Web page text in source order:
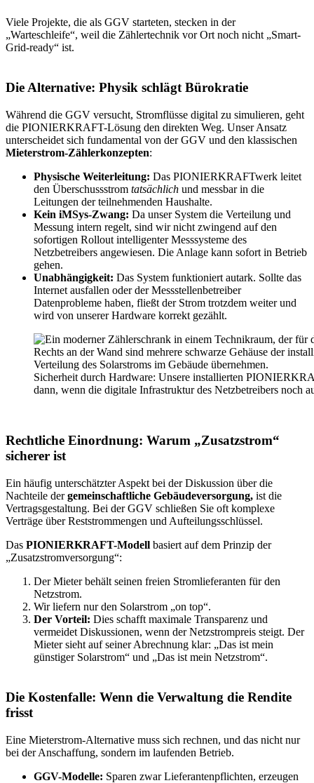
Viele Projekte, die als GGV starteten, stecken in der
„Warteschleife“, weil die Zählertechnik vor Ort noch nicht „Smart-
Grid-ready“ ist.
Die Alternative: Physik schlägt Bürokratie
Während die GGV versucht, Stromflüsse digital zu simulieren, geht
die PIONIERKRAFT-Lösung den direkten Weg. Unser Ansatz
unterscheidet sich fundamental von der GGV und den klassischen
Mieterstrom-Zählerkonzepten:
Physische Weiterleitung: Das PIONIERKRAFTwerk leitet
den Überschussstrom tatsächlich und messbar in die
Leitungen der teilnehmenden Haushalte.
Kein iMSys-Zwang: Da unser System die Verteilung und
Messung intern regelt, sind wir nicht zwingend auf den
sofortigen Rollout intelligenter Messsysteme des
Netzbetreibers angewiesen. Die Anlage kann sofort in Betrieb
gehen.
Unabhängigkeit: Das System funktioniert autark. Sollte das
Internet ausfallen oder der Messstellenbetreiber
Datenprobleme haben, fließt der Strom trotzdem weiter und
wird von unserer Hardware korrekt gezählt.
Sicherheit durch Hardware: Unsere installierten
dann, wenn die digitale Infrastruktur des Netzbetreibers noch
Rechtliche Einordnung: Warum „Zusatzstrom“
sicherer ist
Ein häufig unterschätzter Aspekt bei der Diskussion über die
Nachteile dergemeinschaftliche Gebäudeversorgung, ist die
Vertragsgestaltung. Bei der GGV schließen Sie oft komplexe
Verträge über Reststrommengen und Aufteilungsschlüssel.
Das PIONIERKRAFT-Modell basiert auf dem Prinzip der
„Zusatzstromversorgung“:
Der Mieter behält seinen freien Stromlieferanten für den
Netzstrom.
Wir liefern nur den Solarstrom „on top“.
Der Vorteil: Dies schafft maximale Transparenz und
vermeidet Diskussionen, wenn der Netzstrompreis steigt. Der
Mieter sieht auf seiner Abrechnung klar: „Das ist mein
günstiger Solarstrom“ und „Das ist mein Netzstrom“.
Die Kostenfalle: Wenn die Verwaltung die Rendite
frisst
Eine Mieterstrom-Alternative muss sich rechnen, und das nicht nur
bei der Anschaffung, sondern im laufenden Betrieb.
GGV-Modelle: Sparen zwar Lieferantenpflichten, erzeugen